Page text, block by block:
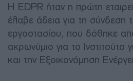
Η EDPR ήταν η πρώτη
έλαβε άδεια για τη σύνδεση
εργοστασίου, που δόθηκε
ακρωνύμιο για το Ινστιτούτο
και την Εξοικονόμηση